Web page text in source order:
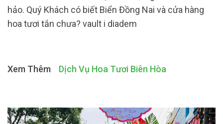
hảo. Quý Khách có biết Biển Đồng Nai và cửa hàng
hoa tươi tắn chưa? vault i diadem
Xem Thêm Dịch Vụ Hoa Tươi Biên Hòa